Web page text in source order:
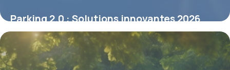
Parking 2.0 : Solutions innovantes 2026
3 mai 2026